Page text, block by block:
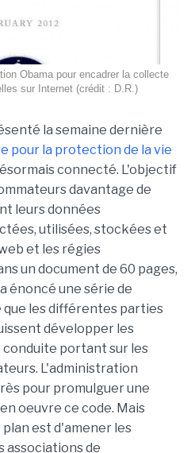
Obama pour encadrer la collecte
sur Internet (crédit : D.R.)
la semaine dernière
pour la protection de la vie
connecté. L'objectif
davantage de
leurs données
utilisées, stockées et
et les régies
un document de 60 pages,
énoncé une série de
les différentes parties
développer les
conduite portant sur les
L'administration
pour promulguer une
oeuvre ce code. Mais
est d'amener les
associations de